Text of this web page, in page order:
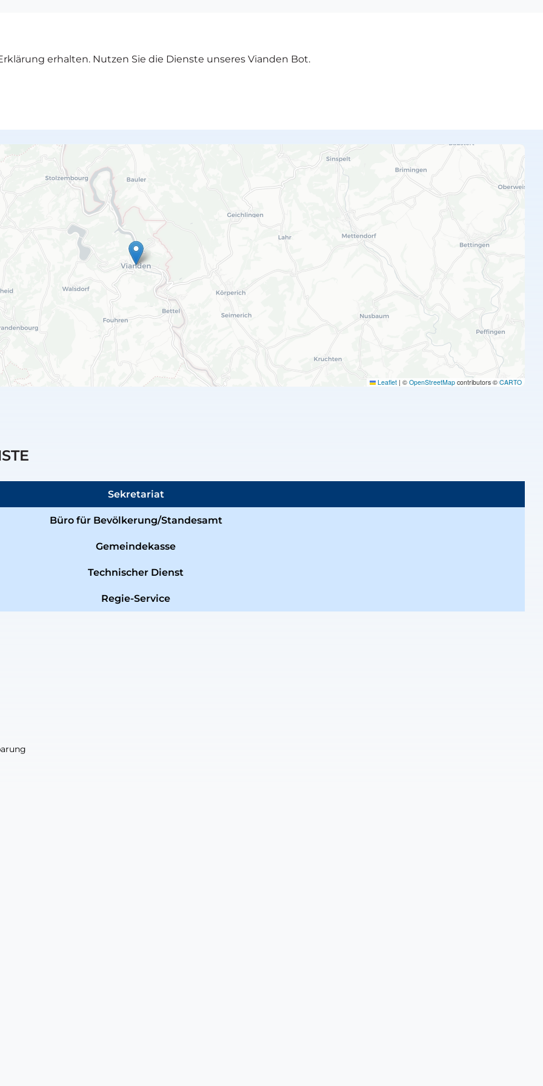
erhalten. Nutzen Sie die Dienste unseres Vianden Bot.
Leaflet | © OpenStreetMap contributors © CARTO
Sekretariat
Büro für Bevölkerung/Standesamt
Gemeindekasse
Technischer Dienst
Regie-Service